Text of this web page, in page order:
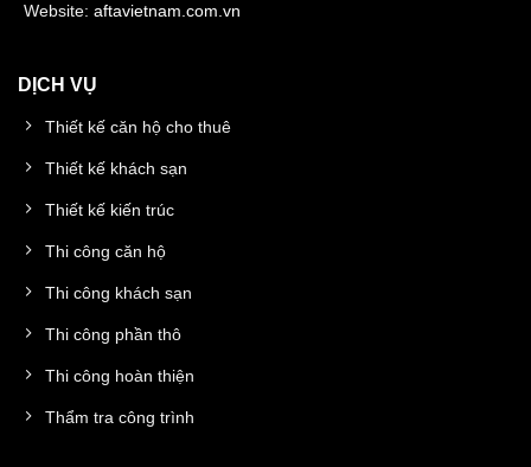
Website: aftavietnam.com.vn
DỊCH VỤ
Thiết kế căn hộ cho thuê
Thiết kế khách sạn
Thiết kế kiến trúc
Thi công căn hộ
Thi công khách sạn
Thi công phần thô
Thi công hoàn thiện
Thẩm tra công trình